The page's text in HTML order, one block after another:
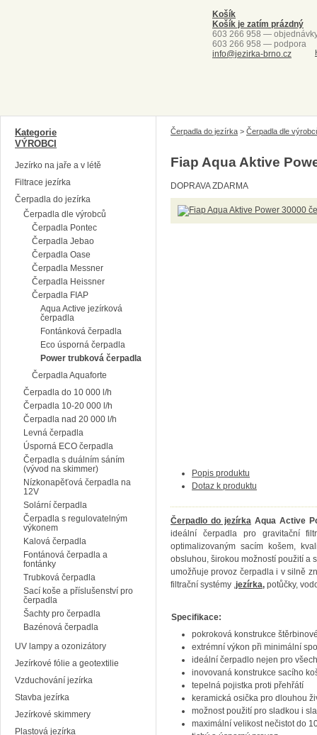
Košík
Košík je zatím prázdný
603 266 958 —
603 266 958 — podpora
info@jezirka-brno.cz
Čerpadla do jezírka > Čerpadla dle
Fiap Aqua Aktive
DOPRAVA ZDARMA
Popis produktu
Dotaz k produktu
Čerpadlo do jezírka Aqua Active
ideální čerpadla pro gravitační
optimalizovaným sacím košem,
obsluhou, širokou možností použití a
umožňuje provoz čerpadla i v silně
filtrační systémy ,jezírka, potůčky,
Specifikace:
pokroková konstrukce
extrémní výkon při minimální
ideální čerpadlo nejen pro
inovovaná konstrukce sacího
tepelná pojistka proti přehřátí
keramická osička pro dlouhou
možnost použití pro sladkou i
maximální velikost nečistot do
Kategorie
VÝROBCI
Jezírko na jaře a v létě
Filtrace jezírka
Čerpadla do jezírka
Čerpadla dle výrobců
Čerpadla Pontec
Čerpadla Jebao
Čerpadla Oase
Čerpadla Messner
Čerpadla Heissner
Čerpadla FIAP
Aqua Active jezírková
čerpadla
Fontánková čerpadla
Eco úsporná čerpadla
Power trubková čerpadla
Čerpadla Aquaforte
Čerpadla do 10 000 l/h
Čerpadla 10-20 000 l/h
Čerpadla nad 20 000 l/h
Levná čerpadla
Úsporná ECO čerpadla
Čerpadla s duálním sáním
(vývod na skimmer)
Nízkonapěťová čerpadla na
12V
Solární čerpadla
Čerpadla s regulovatelným
výkonem
Kalová čerpadla
Fontánová čerpadla a
fontánky
Trubková čerpadla
Sací koše a příslušenství pro
čerpadla
Šachty pro čerpadla
Bazénová čerpadla
UV lampy a ozonizátory
Jezírkové fólie a geotextilie
Vzduchování jezírka
Stavba jezírka
Jezírkové skimmery
Plastová jezírka